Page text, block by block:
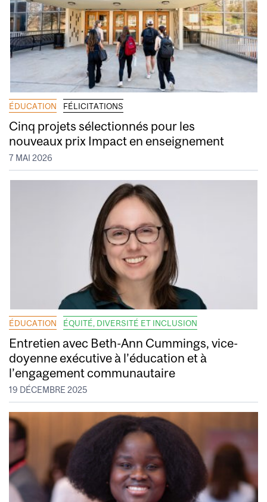
ÉDUCATION FÉLICITATIONS
Cinq projets sélectionnés pour les
nouveaux prix Impact en enseignement
7 MAI 2026
ÉDUCATION ÉQUITÉ, DIVERSITÉ ET INCLUSION
Entretien avec Beth-Ann Cummings, vice-
doyenne exécutive à l’éducation et à
l’engagement communautaire
19 DÉCEMBRE 2025